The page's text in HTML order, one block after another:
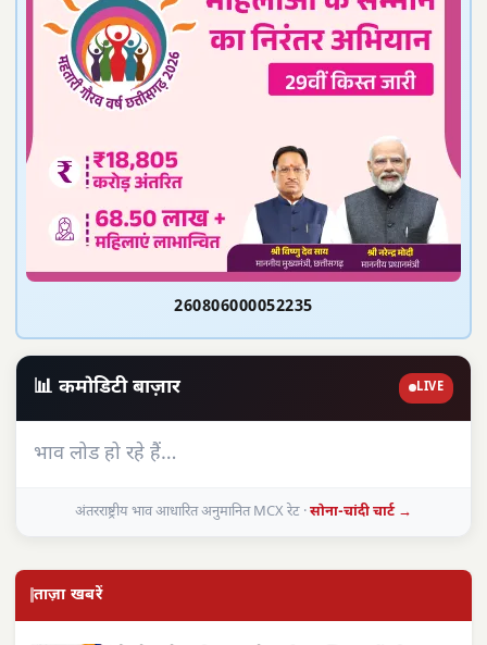
260806000052235
📊 कमोडिटी बाज़ार LIVE
भाव लोड हो रहे हैं…
अंतरराष्ट्रीय भाव आधारित अनुमानित MCX रेट ·सोना-चांदी चार्ट →
ताज़ा खबरें